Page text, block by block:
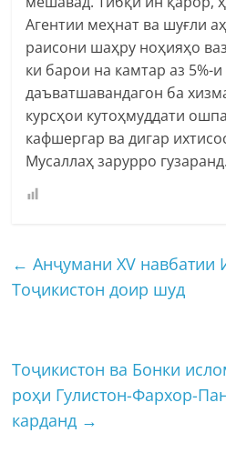
Агентии меҳнат ва шуғли
раисони шаҳру ноҳияҳо
ки барои на камтар аз
даъватшавандагон ба
курсҳои кутоҳмуддати
кафшергар ва дигар
Мусаллаҳ зарурро гузаранд.
← Анҷумани XV навбатии
Тоҷикистон доир шуд
Тоҷикистон ва Бонки
роҳи Гулистон-Фархор-
карданд →